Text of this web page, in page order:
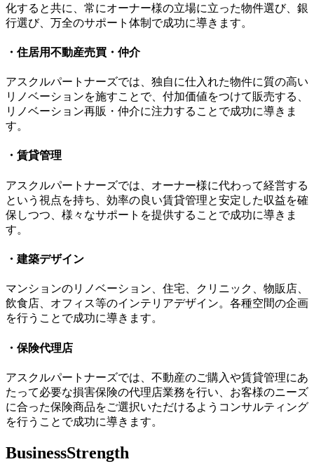
化すると共に、常にオーナー様の立場に立った物件選び、銀
行選び、万全のサポート体制で成功に導きます。
・住居用不動産売買・仲介
アスクルパートナーズでは、独自に仕入れた物件に質の高い
リノベーションを施すことで、付加価値をつけて販売する、
リノベーション再販・仲介に注力することで成功に導きま
す。
・賃貸管理
アスクルパートナーズでは、オーナー様に代わって経営する
という視点を持ち、効率の良い賃貸管理と安定した収益を確
保しつつ、様々なサポートを提供することで成功に導きま
す。
・建築デザイン
マンションのリノベーション、住宅、クリニック、物販店、
飲食店、オフィス等のインテリアデザイン。各種空間の企画
を行うことで成功に導きます。
・保険代理店
アスクルパートナーズでは、不動産のご購入や賃貸管理にあ
たって必要な損害保険の代理店業務を行い、お客様のニーズ
に合った保険商品をご選択いただけるようコンサルティング
を行うことで成功に導きます。
BusinessStrength